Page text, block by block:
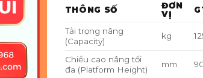
THÔNG SỐ
ĐƠN
VỊ
Tải trọng nâng
(Capacity)
kg
Chiều cao nâng tối
đa (Platform Height)
mm